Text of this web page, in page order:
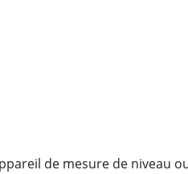
de mesure de niveau